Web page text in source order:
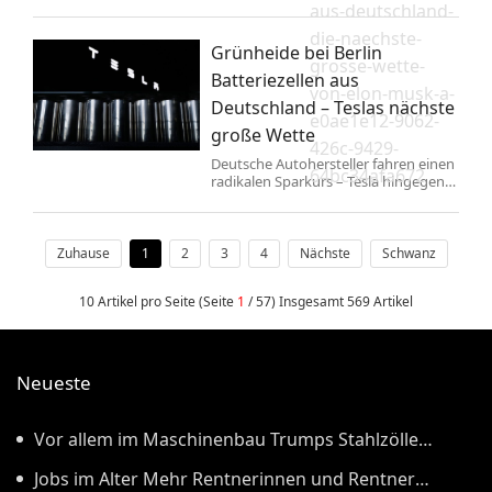
im Wettlauf mit China zum Mond,
wenn es nach Trumps
Verkehrsminister geht.
Grünheide bei Berlin
Batteriezellen aus
Deutschland – Teslas nächste
große Wette
Deutsche Autohersteller fahren einen
radikalen Sparkurs – Tesla hingegen
Batteriezellen fertigen. Was kann Elon
aus-deutschland-
die-naechste-
grosse-wette-
von-elon-musk-a-
e0ae1e12-9062-
426c-9429-
64bc34afa672
Zuhause 1 2 3 4 Nächste Schwanz
10 Artikel pro Seite (Seite 1 / 57) Insgesamt 569 Artikel
Neueste
Vor allem im Maschinenbau Trumps Stahlzölle
treffen Deutschland besonders hart
Jobs im Alter Mehr Rentnerinnen und Rentner